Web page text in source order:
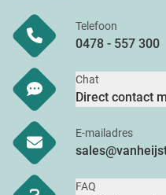
Telefoon
0478 - 557 300
Chat
Direct contact
E-mailadres
FAQ